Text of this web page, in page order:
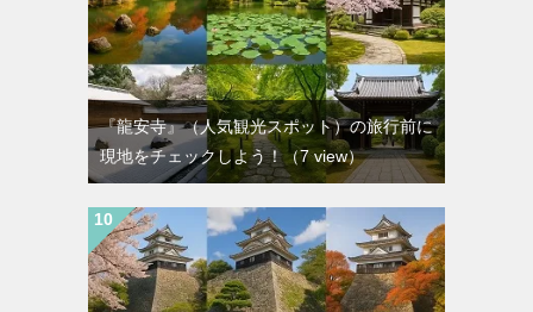
『龍安寺』（人気観光スポット）の旅行前に
現地をチェックしよう！ （7 view）